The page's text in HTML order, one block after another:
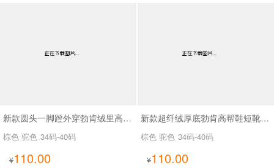
新款圆头一脚蹬外穿勃肯绒里高帮鞋SA9109
棕色 驼色 34码-40码
¥110.00
新款超纤绒厚底勃肯高帮鞋短靴SA9116
棕色 驼色 34码-40码
¥110.00